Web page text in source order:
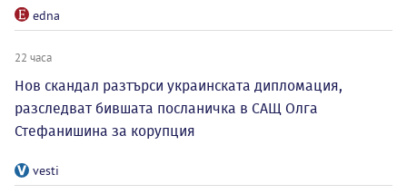
edna
22 часа
Нов скандал разтърси украинската дипломация,
разследват бившата посланичка в САЩ Олга
Стефанишина за корупция
vesti